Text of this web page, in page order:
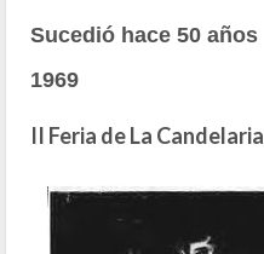
Sucedió hace 50 años
1969
II Feria de La Candelaria